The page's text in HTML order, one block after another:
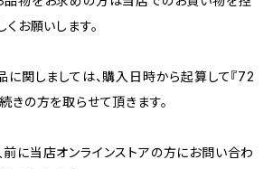
お願いします。
に関しましては、購入日時から起算して『72
きの方を取らせて頂きます。
に当店オンラインストアの方にお問い合わ